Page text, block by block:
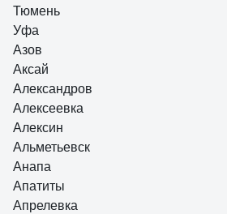
Тюмень
Уфа
Азов
Аксай
Александров
Алексеевка
Алексин
Альметьевск
Анапа
Апатиты
Апрелевка